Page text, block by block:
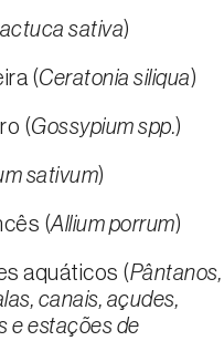
sativa)
(Ceratonia siliqua)
(Gossypium spp.)
sativum)
(Allium porrum)
aquáticos (Pântanos,
canais, açudes,
e estações de